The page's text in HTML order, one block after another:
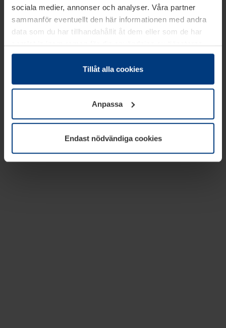
sociala medier, annonser och analyser. Våra partner
sammanför eventuellt den här informationen med andra
data som du har tillhandahållit åt dem eller som de har
samlat in inom ramen för din användning av tjänsterna.
Juridiskt kan vi lagra kakor på din enhet, om de är
absolut nödvändiga för driften av den här webbplatsen.
godkännande kan du när som helst ändra eller återkalla i
informationen om kakor underDataskyddsförklaring
vår webbplats.
Tillåt alla cookies
Anpassa
Endast nödvändiga cookies